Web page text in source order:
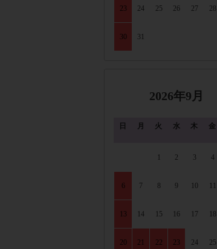
23 24 25 26 27 28
30 31
2026年9月
日 月 火 水 木 金
1 2 3 4
6 7 8 9 10 11
13 14 15 16 17 18
20 21 22 23 24 25